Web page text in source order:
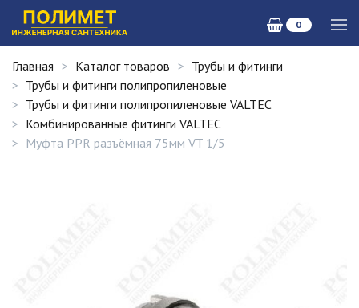
0
Главная Каталог товаров
Трубы и фитинги
Трубы и фитинги полипропиленовые
Трубы и фитинги полипропиленовые VALTEC
Комбинированные фитинги VALTEC
Муфта PPR разъёмная 75мм VT 1/5